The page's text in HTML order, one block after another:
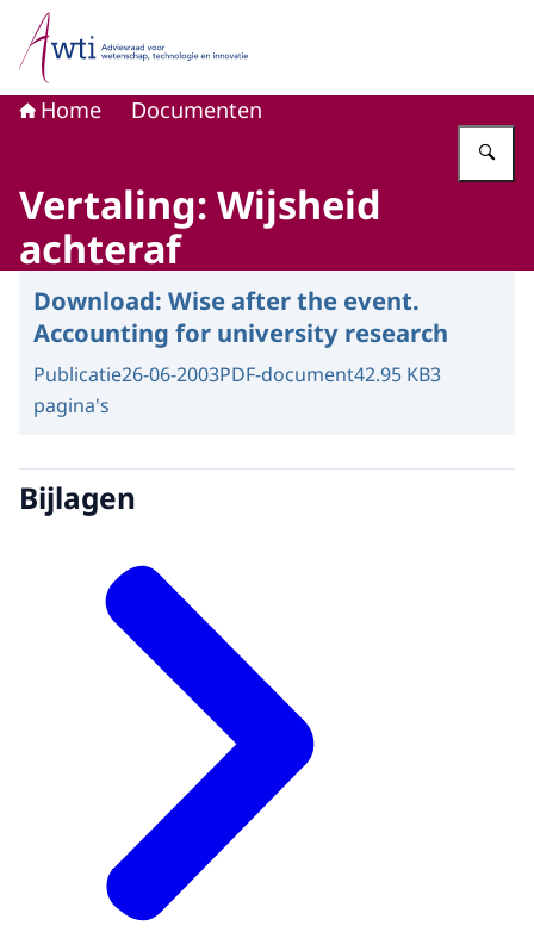
Naar de homepage van Adviesraad voor wetenschap,
Home Documenten
Vertaling: Wijsheid
achteraf
Download: Wise after the event.
Accounting for university research
Publicatie26-06-2003PDF-document42.95 KB3
pagina's
Bijlagen